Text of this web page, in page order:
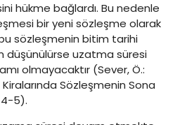
hükme bağlardı. Bu nedenle
bir yeni sözleşme olarak
sözleşmenin bitim tarihi
düşünülürse uzatma süresi
olmayacaktır (Sever, Ö.:
Sözleşmenin Sona
4-5).